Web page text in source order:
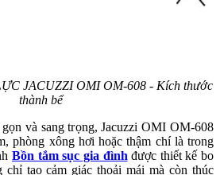
JACUZZI OMI OM-608 - Kích thước
thành bể
và sang trọng, Jacuzzi OMI OM-608
phòng xông hơi hoặc thậm chí là trong
Bồn tắm sục gia đình được thiết kế bo
chỉ tạo cảm giác thoải mái mà còn thúc